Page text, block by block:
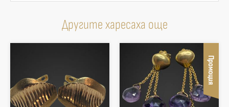
Другите харесаха още
Промоция